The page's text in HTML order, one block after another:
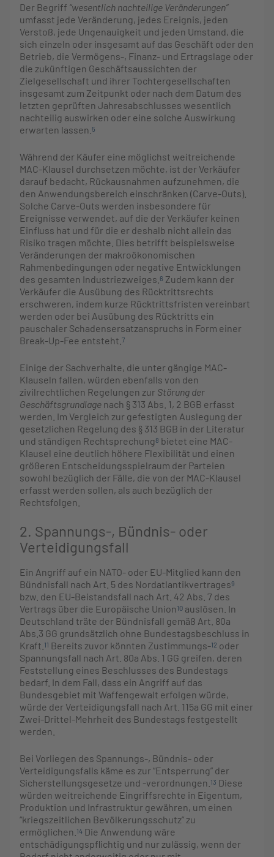
Der Begriff “wesentlich nachteilige Veränderungen”
umfasst jede Veränderung, jedes Ereignis, jeden
Verstoß, jede Ungenauigkeit und jeden Umstand, die
sich einzeln oder insgesamt auf das Geschäft oder den
Betrieb, die Vermögens-, Finanz- und Ertragslage oder
die zukünftigen Geschäftsaussichten der
Zielgesellschaft und ihrer Tochtergesellschaften
insgesamt zum Zeitpunkt oder nach dem Datum des
letzten geprüften Jahresabschlusses wesentlich
nachteilig auswirken oder eine solche Auswirkung
erwarten lassen. 5
Während der Käufer eine möglichst weitreichende
MAC-Klausel durchsetzen möchte, ist der Verkäufer
darauf bedacht, Rückausnahmen aufzunehmen, die
den Anwendungsbereich einschränken (Carve-Outs).
Solche Carve-Outs werden insbesondere für
Ereignisse verwendet, auf die der Verkäufer keinen
Einfluss hat und für die er deshalb nicht allein das
Risiko tragen möchte. Dies betrifft beispielsweise
Veränderungen der makroökonomischen
Rahmenbedingungen oder negative Entwicklungen
des gesamten Industriezweiges. 6 Zudem kann der
Verkäufer die Ausübung des Rücktrittsrechts
erschweren, indem kurze Rücktrittsfristen vereinbart
werden oder bei Ausübung des Rücktritts ein
pauschaler Schadensersatzanspruchs in Form einer
Break-Up-Fee entsteht. 7
Einige der Sachverhalte, die unter gängige MAC-
Klauseln fallen, würden ebenfalls von den
zivilrechtlichen Regelungen zur Störung der
Geschäftsgrundlage nach § 313 Abs. 1, 2 BGB erfasst
werden. Im Vergleich zur gefestigten Auslegung der
gesetzlichen Regelung des § 313 BGB in der Literatur
und ständigen Rechtsprechung8 bietet eine MAC-
Klausel eine deutlich höhere Flexibilität und einen
größeren Entscheidungsspielraum der Parteien
sowohl bezüglich der Fälle, die von der MAC-Klausel
erfasst werden sollen, als auch bezüglich der
Rechtsfolgen.
2. Spannungs-, Bündnis- oder
Verteidigungsfall
Ein Angriff auf ein NATO- oder EU-Mitglied kann den
Bündnisfall nach Art. 5 des Nordatlantikvertrages9
bzw. den EU-Beistandsfall nach Art. 42 Abs. 7 des
Vertrags über die Europäische Union10 auslösen. In
Deutschland träte der Bündnisfall gemäß Art. 80a
Abs.3 GG grundsätzlich ohne Bundestagsbeschluss in
Kraft. 11 Bereits zuvor könnten Zustimmungs-12 oder
Spannungsfall nach Art. 80a Abs. 1 GG greifen, deren
Feststellung eines Beschlusses des Bundestags
bedarf. In dem Fall, dass ein Angriff auf das
Bundesgebiet mit Waffengewalt erfolgen würde,
würde der Verteidigungsfall nach Art. 115a GG mit einer
Zwei-Drittel-Mehrheit des Bundestags festgestellt
werden.
Bei Vorliegen des Spannungs-, Bündnis- oder
Verteidigungsfalls käme es zur “Entsperrung” der
Sicherstellungsgesetze und -verordnungen. 13 Diese
würden weitreichende Eingriffsrechte in Eigentum,
Produktion und Infrastruktur gewähren, um einen
“kriegszeitlichen Bevölkerungsschutz” zu
ermöglichen. 14 Die Anwendung wäre
entschädigungspflichtig und nur zulässig, wenn der